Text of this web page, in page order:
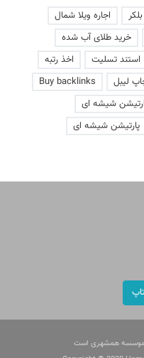
اجاره ویلا شمال
خرید طلای آب شده
استند تسلیت
اخذ رتبه
لیبل
Buy backlinks
شیشه ای
پارتیشن شیشه ای
موسسه همشهری است